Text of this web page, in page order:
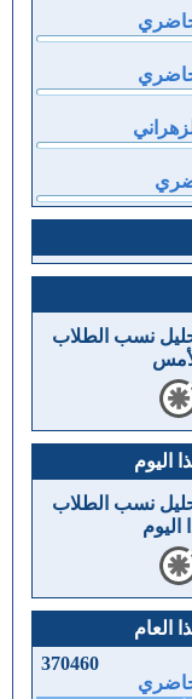
نسب الطلاب
اليوم
نسب الطلاب
اليوم
العام
370460